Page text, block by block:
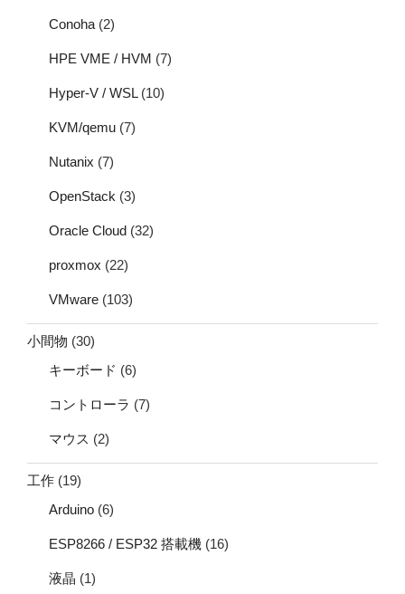
Conoha (2)
HPE VME / HVM (7)
Hyper-V / WSL(10)
KVM/qemu (7)
Nutanix (7)
OpenStack (3)
Oracle Cloud (32)
proxmox (22)
VMware (103)
小間物 (30)
キーボード (6)
コントローラ (7)
マウス (2)
工作 (19)
Arduino (6)
ESP8266 / ESP32 搭載機 (16)
液晶 (1)